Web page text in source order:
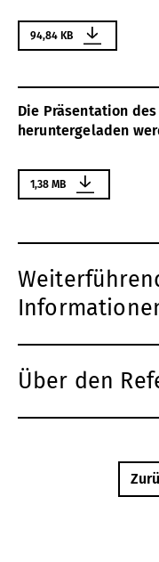
94,84 KB
Die Präsentation
heruntergeladen
1,38 MB
Über den